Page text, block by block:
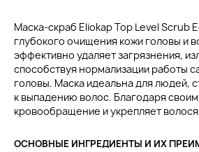
Маска-скраб Eliokap Top Level Scrub
глубокого очищения кожи головы и
эффективно удаляет загрязнения,
способствуя нормализации работы
головы. Маска идеальна для людей,
к выпадению волос. Благодаря
кровообращение и укрепляет
ОСНОВНЫЕ ИНГРЕДИЕНТЫ И ИХ